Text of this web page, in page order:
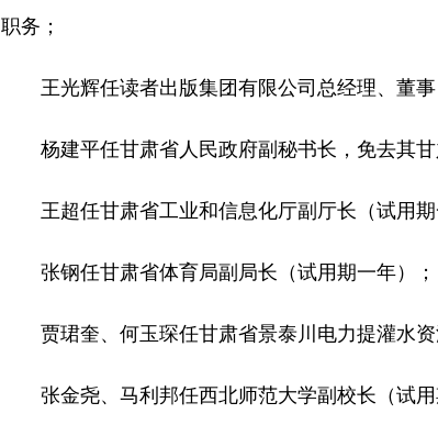
职务；
王光辉任读者出版集团有限公司总经理、董事
杨建平任甘肃省人民政府副秘书长，免去其甘
王超任甘肃省工业和信息化厅副厅长（试用期
张钢任甘肃省体育局副局长（试用期一年）；
贾珺奎、何玉琛任甘肃省景泰川电力提灌水资
张金尧、马利邦任西北师范大学副校长（试用